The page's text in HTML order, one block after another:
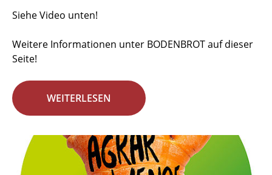
Siehe Video unten!
Weitere Informationen unter BODENBROT auf dieser
Seite!
WEITERLESEN